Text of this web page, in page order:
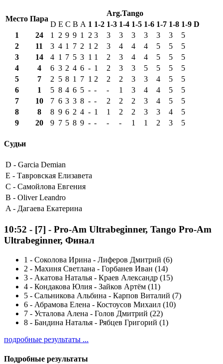
Место Пара
Arg.Tango
D E C B A 1 1-2 1-3 1-4 1-5 1-6 1-7 1-8 1-9 D
1
24 1 2 9 9 1 2 3 3 3 3 3 3 3
5
2
11 3 4 1 7 2 1 2 3 4 4 4 5 5
5
3
14 4 1 7 5 3 1 1 2 3 4 4 5 5
5
4
4 6 3 2 4 6 - 1 2 3 3 5 5 5
5
5
7 2 5 8 1 7 1 2 2 2 3 3 4 5
5
6
1 5 8 4 6 5 - - - 1 3 4 4 5
5
7
10 7 6 3 3 8 - - 2 2 2 3 4 5
5
8
8 8 9 6 2 4 - 1 1 2 2 3 3 4
5
9
20 9 7 5 8 9 - - - - 1 1 2 3 5
Судьи
D - Garcia Demian
E - Тавровская Елизавета
C - Самойлова Евгения
B - Oliver Leandro
A - Дагаева Екатерина
10:52 - [7] - Pro-Am Ultrabeginner, Tango Pro-Am
Ultrabeginner, Финал
1 - Соколова Ирина - Лиферов Дмитрий (6)
2 - Махиня Светлана - Горбанев Иван (14)
3 - Акатова Наталья - Краев Александр (15)
4 - Кондакова Юлия - Зайков Артём (11)
5 - Сальникова Альбина - Карпов Виталий (7)
6 - Абрамова Елена - Костоусов Михаил (10)
7 - Усталова Алена - Голов Дмитрий (22)
8 - Бандина Наталья - Рябцев Григорий (1)
подробные результаты ...
Подробные результаты